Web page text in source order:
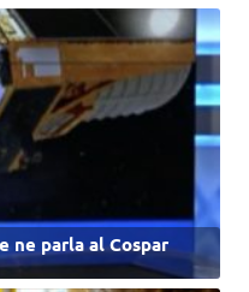
ne parla al Cospar